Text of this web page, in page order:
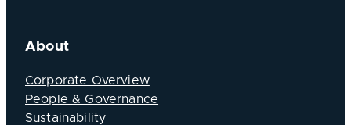
About
Corporate Overview
People & Governance
Sustainability